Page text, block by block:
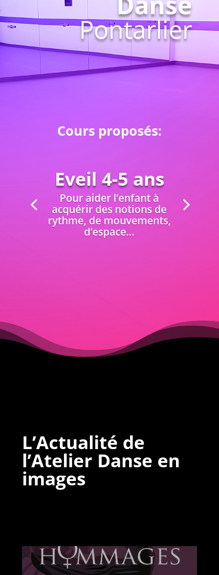
Pontarlier
Cours proposés:
Eveil 4-5 ans
Pour aider l’enfant à
acquérir des notions de
rythme, de mouvements,
d’espace…
L’Actualité de
l’Atelier Danse en
images